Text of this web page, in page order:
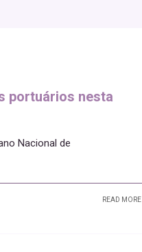
portuários nesta
Nacional de
READ MORE